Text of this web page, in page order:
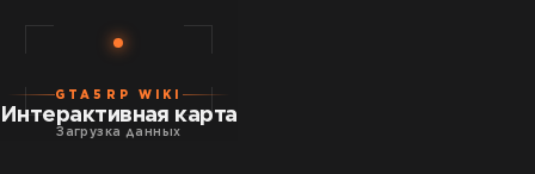
GTA5RP WIKI
Интерактивная карта
Загрузка данных